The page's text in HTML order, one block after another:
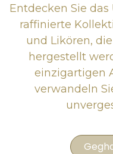
Entdecken Sie
raffinierte
und Likören,
hergestellt
einzigartigen
verwandeln